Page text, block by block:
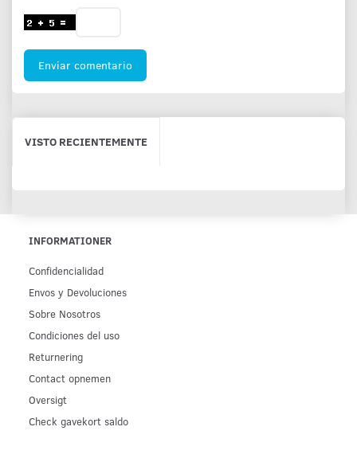
Enviar comentario
VISTO RECIENTEMENTE
INFORMATIONER
Confidencialidad
Env­os y Devoluciones
Sobre Nosotros
Condiciones del uso
Returnering
Contact opnemen
Oversigt
Check gavekort saldo